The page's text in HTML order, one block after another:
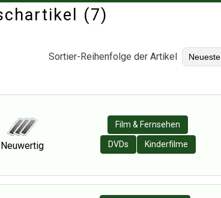
(7)
Sortier-Reihenfolge der Artikel
Neuwertig
Film & Fernsehen
DVDs Kinderfilme